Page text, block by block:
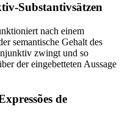
Substantivsätzen
nach einem
semantische Gehalt des
zwingt und so
der eingebetteten Aussage
de